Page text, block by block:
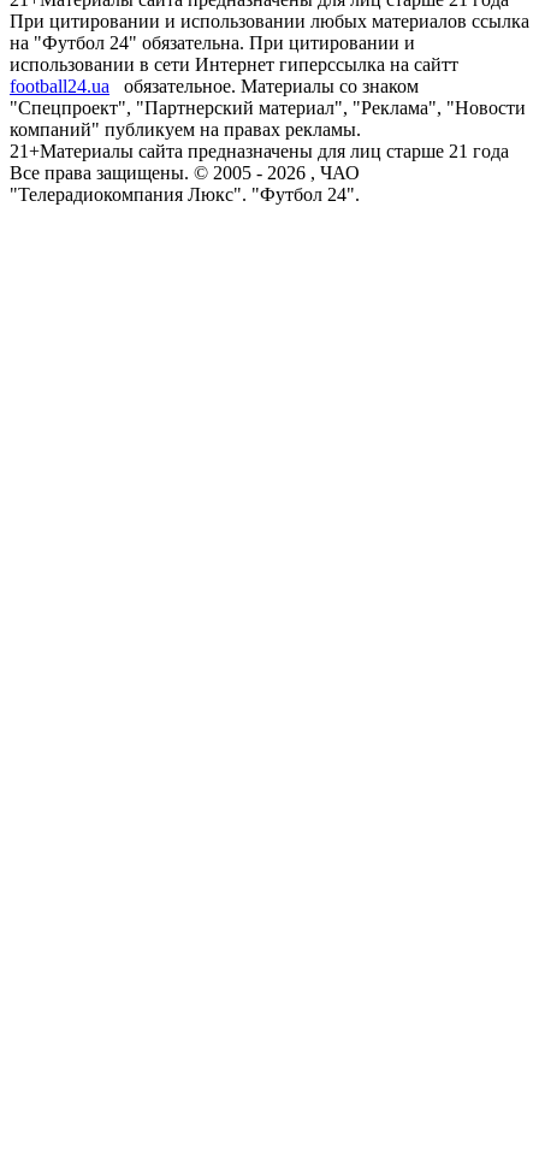
При цитировании и использовании любых материалов ссылка
на "Футбол 24" обязательна. При цитировании и
использовании в сети Интернет гиперссылка на сайтт
football24.ua
обязательное. Материалы со знаком
"Спецпроект", "Партнерский материал", "Реклама", "Новости
компаний" публикуем на правах рекламы.
21+Материалы сайта предназначены для лиц старше 21 года
Все права защищены. © 2005 - 2026 , ЧАО
"Телерадиокомпания Люкс". "Футбол 24".